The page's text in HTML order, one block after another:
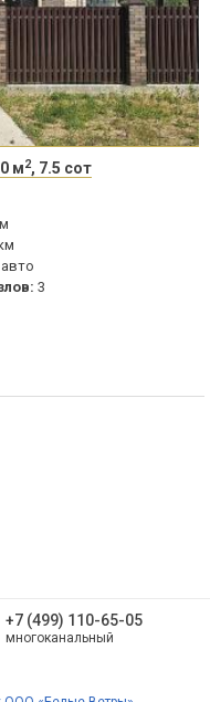
м2, 7.5 сот
3
+7 (499) 110-65-05
многоканальный